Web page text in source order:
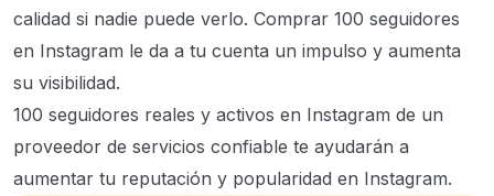
calidad si nadie puede verlo. Comprar 100 seguidores
en Instagram le da a tu cuenta un impulso y aumenta
su visibilidad.
100 seguidores reales y activos en Instagram de un
proveedor de servicios confiable te ayudarán a
aumentar tu reputación y popularidad en Instagram.